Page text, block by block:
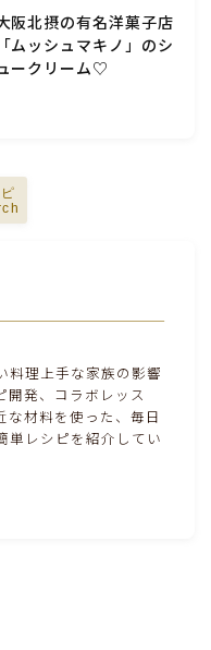
プ類
理器具
阪北摂の有名洋菓子店
「ムッシュマキノ」のシ
ークリーム♡
料理上手な家族の影響
開発、コラボレッス
な材料を使った、毎日
単レシピを紹介してい